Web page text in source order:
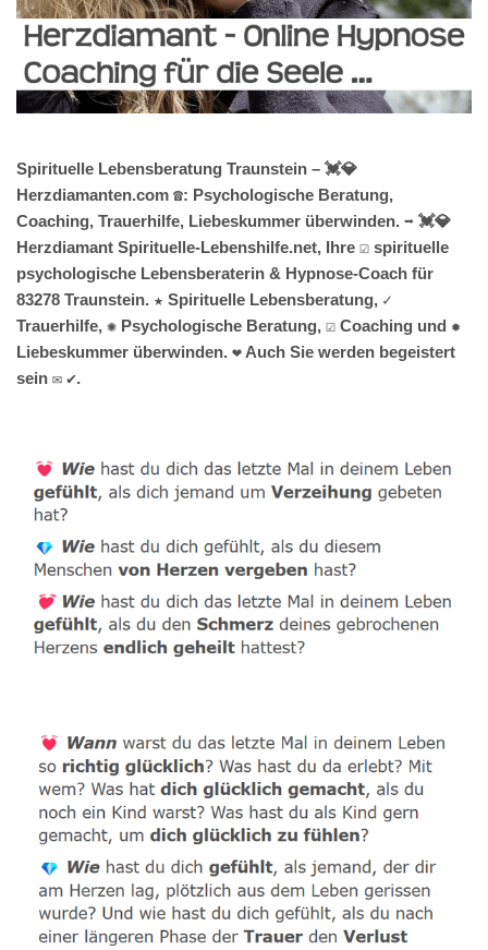
Spirituelle Lebensberatung Traunstein – 💓️💎
Herzdiamanten.com ☎️: Psychologische Beratung,
Coaching, Trauerhilfe, Liebeskummer überwinden. ➡️ 💓️💎
Herzdiamant Spirituelle-Lebenshilfe.net, Ihre ☑️ spirituelle
psychologische Lebensberaterin & Hypnose-Coach für
83278 Traunstein. ★ Spirituelle Lebensberatung, ✓
Trauerhilfe, ✺ Psychologische Beratung, ☑️ Coaching und ✹
Liebeskummer überwinden. ❤ Auch Sie werden begeistert
sein ✉ ✔.